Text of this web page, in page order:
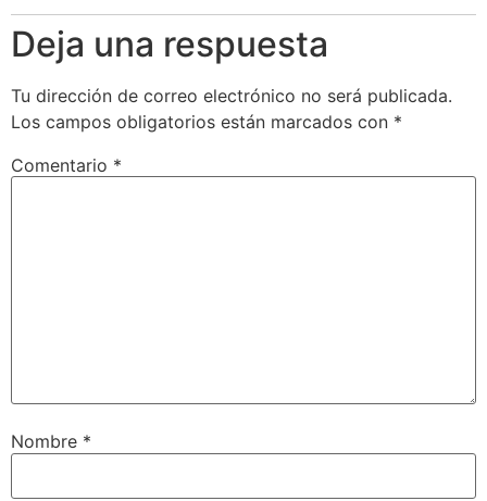
Deja una respuesta
Tu dirección de correo electrónico no será publicada.
Los campos obligatorios están marcados con *
Comentario *
Nombre *